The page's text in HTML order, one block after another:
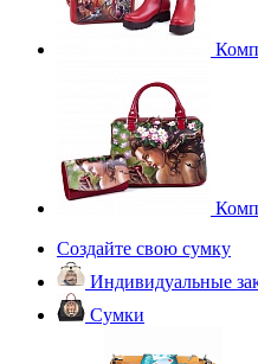
Создайте свою сумку
Индивидуальные
Сумки